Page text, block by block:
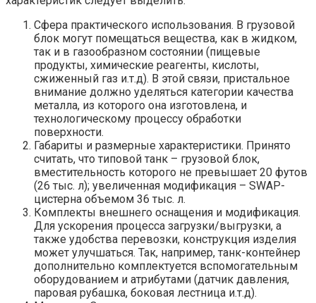
Сфера практического использования. В грузовой
блок могут помещаться вещества, как в жидком,
так и в газообразном состоянии (пищевые
продукты, химические реагенты, кислоты,
сжиженный газ и.т.д). В этой связи, пристальное
внимание должно уделяться категории качества
металла, из которого она изготовлена, и
технологическому процессу обработки
поверхности.
Габариты и размерные характеристики. Принято
считать, что типовой танк – грузовой блок,
вместительность которого не превышает 20 футов
(26 тыс. л); увеличенная модификация – SWAP-
цистерна объемом 36 тыс. л.
Комплекты внешнего оснащения и модификация.
Для ускорения процесса загрузки/выгрузки, а
также удобства перевозки, конструкция изделия
может улучшаться. Так, например, танк-контейнер
дополнительно комплектуется вспомогательным
оборудованием и атрибутами (датчик давления,
паровая рубашка, боковая лестница и.т.д).